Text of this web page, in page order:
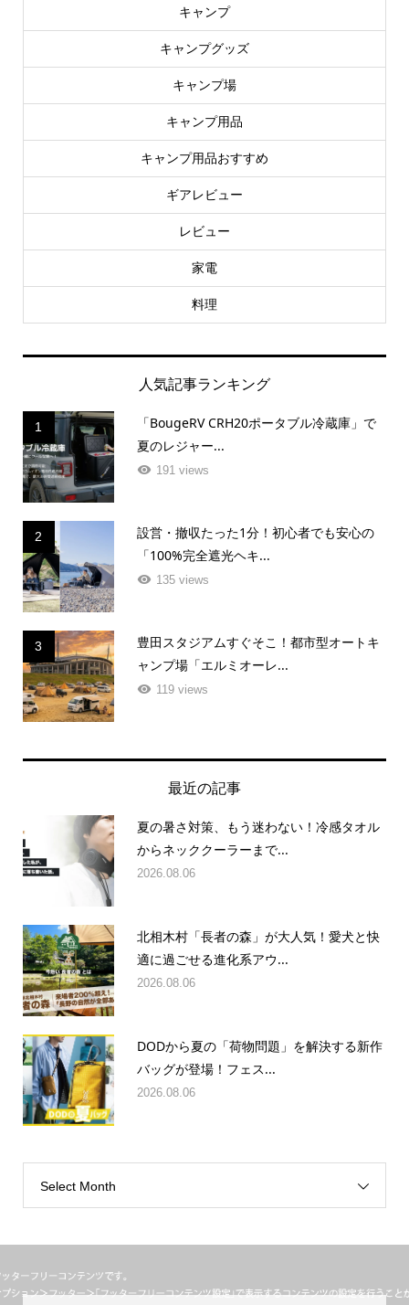
キャンプ
キャンプグッズ
キャンプ場
キャンプ用品
キャンプ用品おすすめ
ギアレビュー
レビュー
家電
料理
人気記事ランキング
1
「BougeRV CRH20ポータブル冷蔵庫」で
夏のレジャー...
191 views
2
設営・撤収たった1分！初心者でも安心の
「100%完全遮光ヘキ...
135 views
3
豊田スタジアムすぐそこ！都市型オートキ
ャンプ場「エルミオーレ...
119 views
最近の記事
夏の暑さ対策、もう迷わない！冷感タオル
からネッククーラーまで...
2026.08.06
北相木村「長者の森」が大人気！愛犬と快
適に過ごせる進化系アウ...
2026.08.06
DODから夏の「荷物問題」を解決する新作
バッグが登場！フェス...
2026.08.06
Select Month